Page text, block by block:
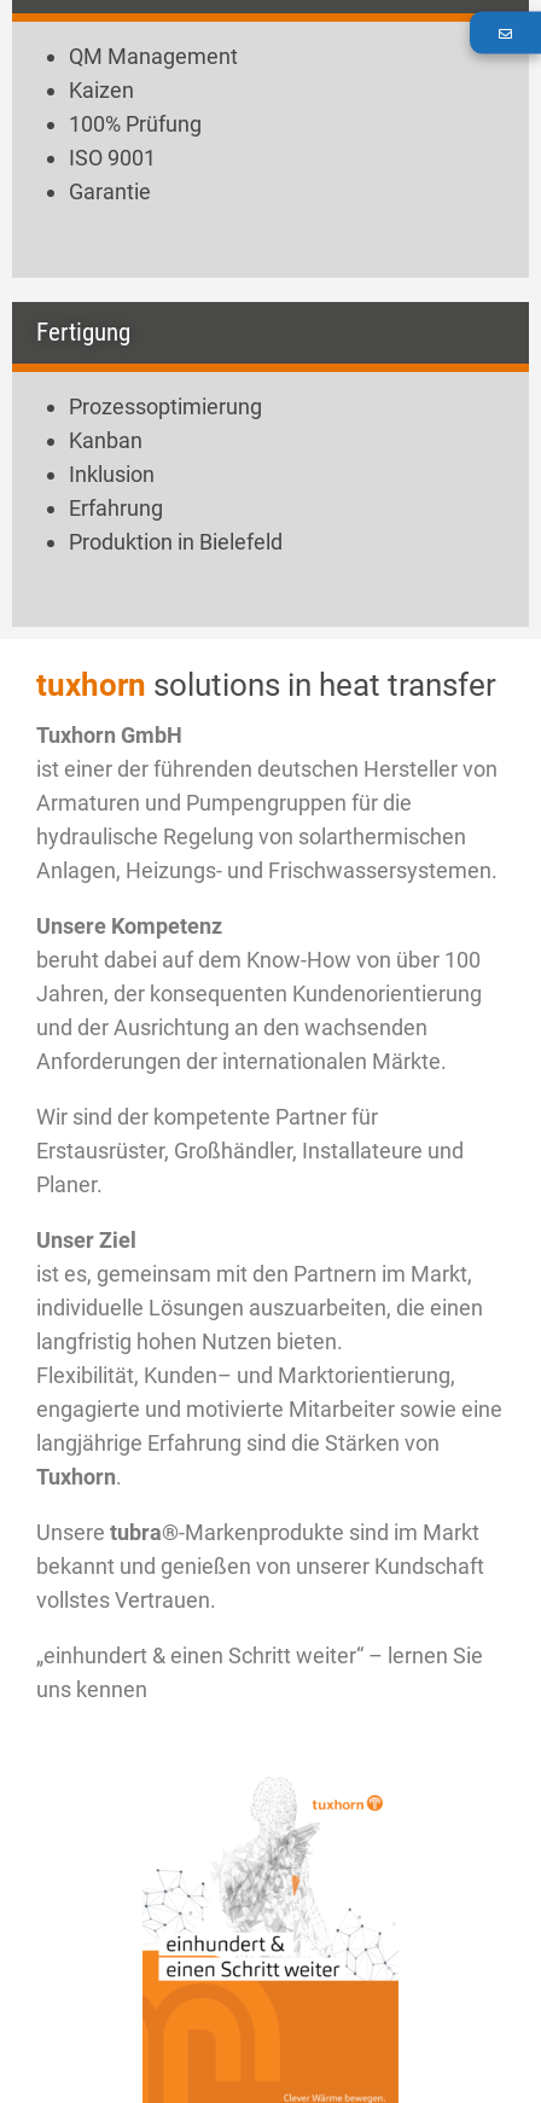
QM Management
Kaizen
100% Prüfung
ISO 9001
Garantie
Fertigung
Prozessoptimierung
Kanban
Inklusion
Erfahrung
Produktion in Bielefeld
tuxhorn solutions in heat transfer
Tuxhorn GmbH
ist einer der führenden deutschen Hersteller von
Armaturen und Pumpengruppen für die
hydraulische Regelung von solarthermischen
Anlagen, Heizungs- und Frischwassersystemen.
Unsere Kompetenz
beruht dabei auf dem Know-How von über 100
Jahren, der konsequenten Kundenorientierung
und der Ausrichtung an den wachsenden
Anforderungen der internationalen Märkte.
Wir sind der kompetente Partner für
Erstausrüster, Großhändler, Installateure und
Planer.
Unser Ziel
ist es, gemeinsam mit den Partnern im Markt,
individuelle Lösungen auszuarbeiten, die einen
langfristig hohen Nutzen bieten.
Flexibilität, Kunden– und Marktorientierung,
engagierte und motivierte Mitarbeiter sowie eine
langjährige Erfahrung sind die Stärken von
Tuxhorn.
Unsere tubra®-Markenprodukte sind im Markt
bekannt und genießen von unserer Kundschaft
vollstes Vertrauen.
„einhundert & einen Schritt weiter“ – lernen Sie
uns kennen